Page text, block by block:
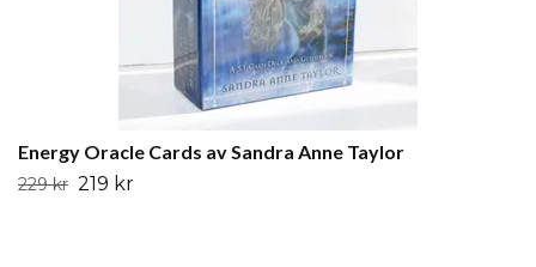
Energy Oracle Cards av Sandra Anne Taylor
229 kr 219 kr